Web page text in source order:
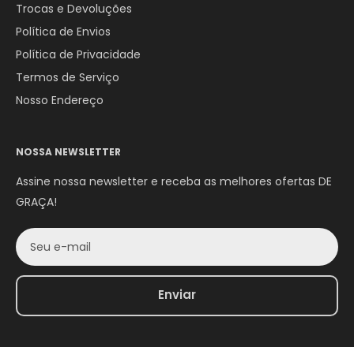
Trocas e Devoluções
Política de Envios
Política de Privacidade
Termos de Serviço
Nosso Endereço
NOSSA NEWSLETTER
Assine nossa newsletter e receba as melhores ofertas DE
GRAÇA!
Seu e-mail
Enviar